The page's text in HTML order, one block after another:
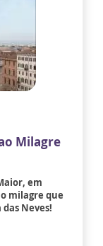
Milagre
em
milagre que
Neves!